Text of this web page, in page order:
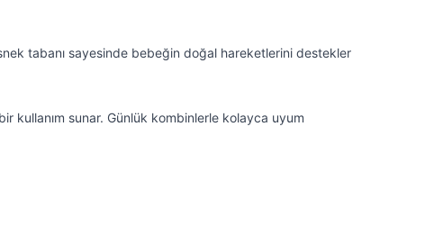
tabanı sayesinde bebeğin doğal hareketlerini destekler
kullanım sunar. Günlük kombinlerle kolayca uyum